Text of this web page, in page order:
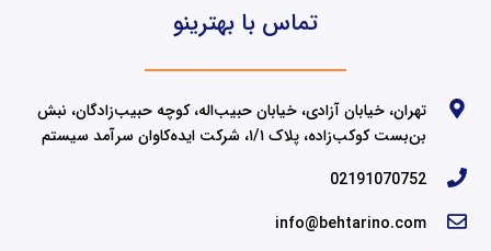
تماس با بهترینو
تهران، خیابان آزادی، خیابان حبیب‌اله، کوچه حبیب‌زادگان، نبش
بن‌بست کوکب‌زاده، پلاک ۱/۱، شرکت ایده‌کاوان سرآمد سیستم
02191070752
info@behtarino.com